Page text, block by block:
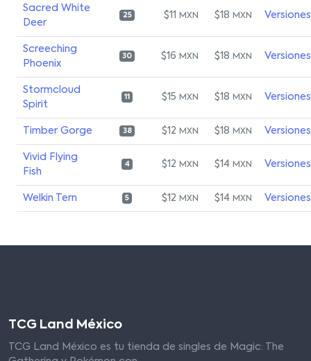
Sacred White
Deer
25 $11 MXN $18 MXN Versiones
Screeching
Phoenix
30 $16 MXN $18 MXN Versiones
Stormcloud
Spirit
11 $15 MXN $18 MXN Versiones
Timber Gorge 38 $12 MXN $18 MXN Versiones
Vivid Flying
Fish
4 $12 MXN $14 MXN Versiones
Welkin Tern 5 $12 MXN $14 MXN Versiones
TCG Land México
TCG Land México es tu tienda de singles de Magic: The